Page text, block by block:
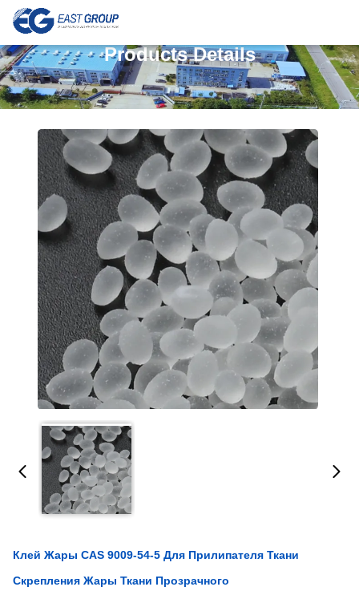
Products Details
Клей Жары CAS 9009-54-5 Для Прилипателя Ткани
Скрепления Жары Ткани Прозрачного